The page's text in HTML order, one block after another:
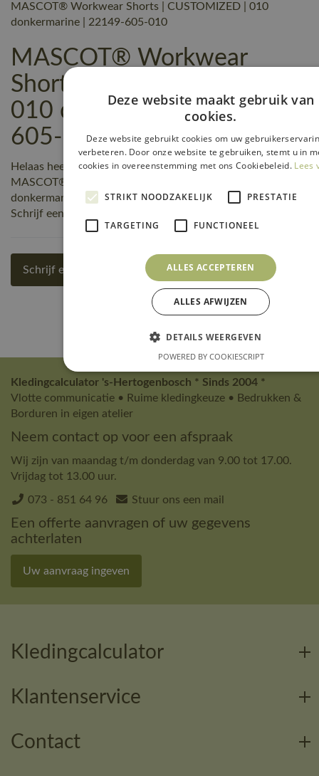
MASCOT® Workwear Shorts | CUSTOMIZED | 010
donkermarine | 22149-605-010
MASCOT® Workwear
Shorts | CUSTOMIZED |
010 donkermarine | 22149-
605-010 reviews
Helaas heeft nog niemand een beoordeling geschreven over
MASCOT® Workwear Shorts | CUSTOMIZED | 010
donkermarine | 22149-605-010, maar jij kunt de eerste zijn!
Schrijf een review!
Schrijf een review
Kledingcalculator 's-Hertogenbosch * Sinds 2004 *
Vlotte communicatie • Ruime kledingkeuze • Bedrukken &
Borduren in eigen atelier
Neem contact op voor een afspraak
Wij zijn van maandag t/m donderdag van 9.00 tot 17.00.
Vrijdag tot 13.00 uur.
073 - 851 64 96 Stuur ons een mail
Een offerte aanvragen of uw gegevens
achterlaten
Uw aanvraag ingeven
Kledingcalculator
Klantenservice
Contact
Deze website maakt gebruik van
cookies.
Deze website gebruikt cookies om uw
verbeteren. Door onze website te gebruiken, stemt u in
cookies in overeenstemming met ons Cookiebeleid. Lees
STRIKT NOODZAKELIJK PRESTATIE
TARGETING FUNCTIONEEL
ALLES ACCEPTEREN
ALLES AFWIJZEN
DETAILS WEERGEVEN
POWERED BY COOKIESCRIPT